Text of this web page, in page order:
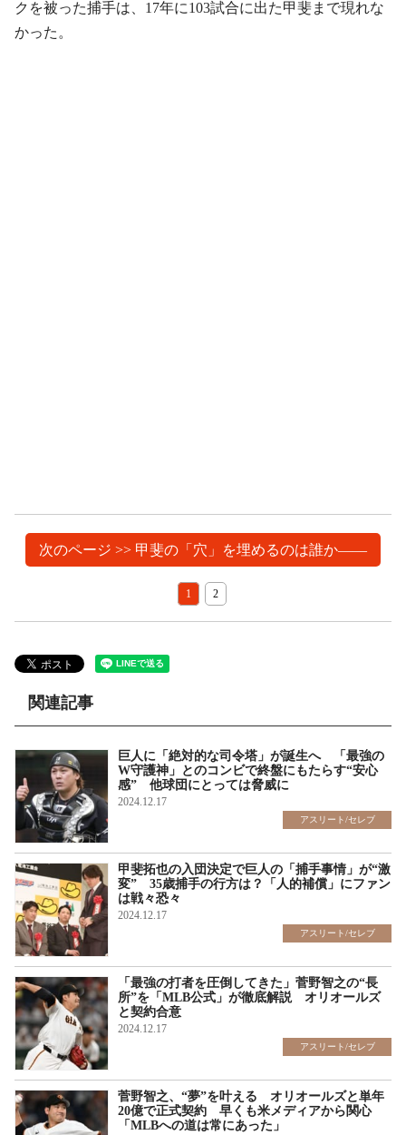
クを被った捕手は、17年に103試合に出た甲斐まで現れな
かった。
次のページ >> 甲斐の「穴」を埋めるのは誰か――
1 2
関連記事
巨人に「絶対的な司令塔」が誕生へ 「最強の
W守護神」とのコンビで終盤にもたらす“安心
感” 他球団にとっては脅威に
2024.12.17
アスリート/セレブ
甲斐拓也の入団決定で巨人の「捕手事情」が“激
変” 35歳捕手の行方は？「人的補償」にファン
は戦々恐々
2024.12.17
アスリート/セレブ
「最強の打者を圧倒してきた」菅野智之の“長
所”を「MLB公式」が徹底解説 オリオールズ
と契約合意
2024.12.17
アスリート/セレブ
菅野智之、“夢”を叶える オリオールズと単年
20億で正式契約 早くも米メディアから関心
「MLBへの道は常にあった」